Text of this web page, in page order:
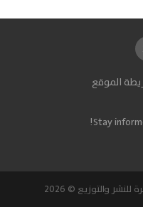
الموقع
Stay
والتوزيع © 2026